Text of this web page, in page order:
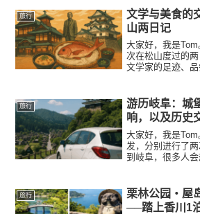
旅行
文学与美食的
山两日记
大家好，我是
次在松山度过的
文学家的足迹、
时，我已经在心
来。”道后温泉的
旅行
游历岐阜：城
响，以及历史
大家好，我是
发，分别进行了
到岐阜，很多人会
而历史厚重的山
柔气息。以下是
旅行
栗林公园・屋
──踏上香川1